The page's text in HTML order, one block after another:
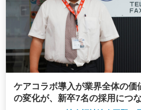
ケアコラボ導入が業界全体の価
の変化が、新卒7名の採用につ